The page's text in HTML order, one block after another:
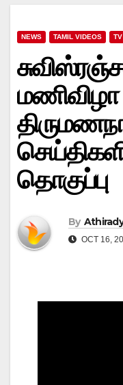
NEWS TAMIL VIDEOS TV
மணிவிழா
தொகுப்பு
By
OCT 16,